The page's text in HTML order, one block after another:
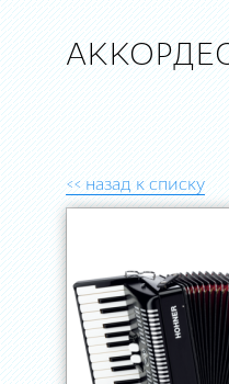
<< назад к списку